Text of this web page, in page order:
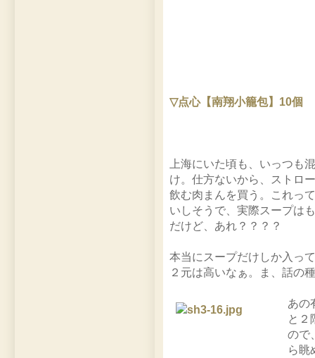
▽点心【南翔小籠包】10個
上海にいた頃も、いっつも
け。仕方ないから、ストロ
飲む肉まんを買う。これっ
いしそうで、実際スープは
だけど、あれ？？？？
本当にスープだけしか入っ
２元は高いなぁ。ま、話の
あの
と２
ので
ら眺